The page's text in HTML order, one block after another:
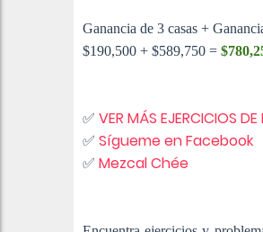
Ganancia de 3 casas +
$190,500 + $589,750 =
✅ VER MÁS EJERCICIOS
✅ Sígueme en Facebook
✅ Mezcal Chée